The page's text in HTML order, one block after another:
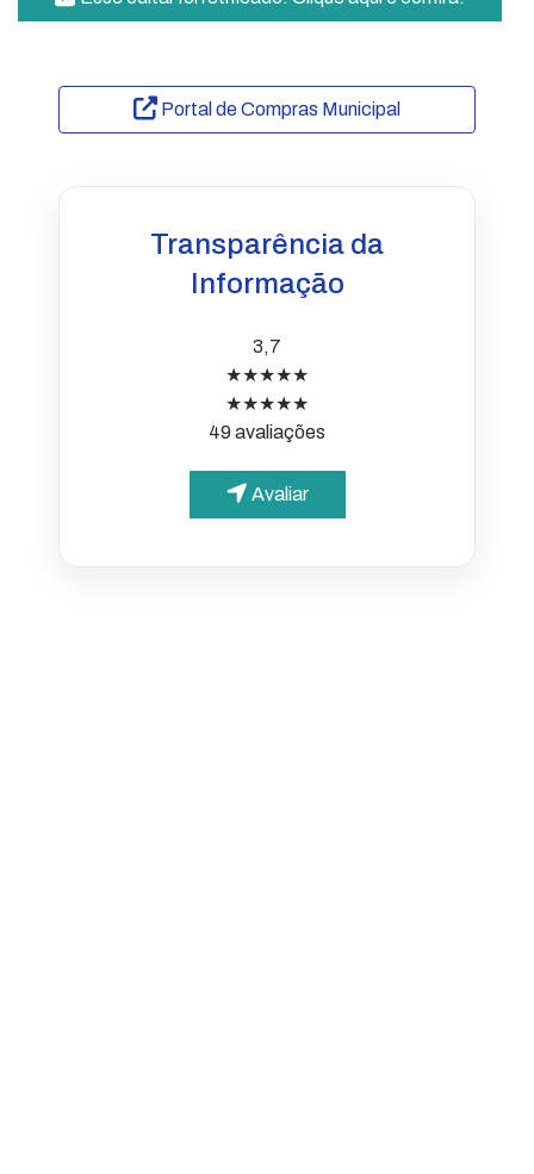
Portal de Compras Municipal
Transparência da
Informação
3,7
★★★★★
★★★★★
49 avaliações
Avaliar